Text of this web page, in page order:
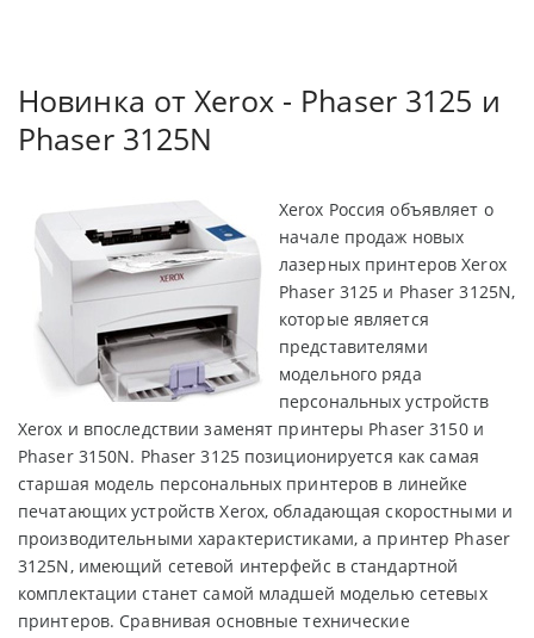
Новинка от Xerox - Phaser 3125 и
Phaser 3125N
Xerox Россия объявляет о
начале продаж новых
лазерных принтеров Xerox
Phaser 3125 и Phaser 3125N,
которые является
представителями
модельного ряда
персональных устройств
Xerox и впоследствии заменят принтеры Phaser 3150 и
Phaser 3150N. Phaser 3125 позиционируется как самая
старшая модель персональных принтеров в линейке
печатающих устройств Xerox, обладающая скоростными и
производительными характеристиками, а принтер Phaser
3125N, имеющий сетевой интерфейс в стандартной
комплектации станет самой младшей моделью сетевых
принтеров. Сравнивая основные технические